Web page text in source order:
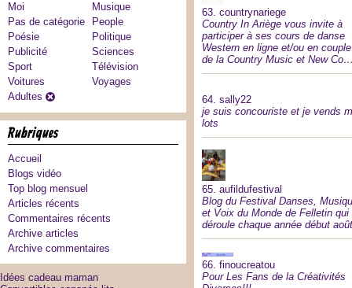
Moi
Musique
Pas de catégorie
People
Poésie
Politique
Publicité
Sciences
Sport
Télévision
Voitures
Voyages
Adultes
rubriques
Accueil
Blogs vidéo
Top blog mensuel
Articles récents
Commentaires récents
Archive articles
Archive commentaires
Idées cadeau maman
63. countrynariege
Country In Ariège vous invite à
participer à ses cours de danse
Western en ligne et/ou en
de la Country Music et New
64. sally22
je suis concouriste et je vends
lots
65. aufildufestival
Blog du Festival Danses,
et Voix du Monde de Felletin qui
déroule chaque année début
66. finoucreatou
Pour Les Fans de la Créativités